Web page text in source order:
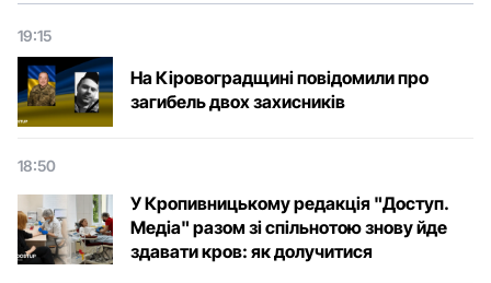
19:15
На Кіровоградщині повідомили про
загибель двох захисників
18:50
У Кропивницькому редакція "Доступ.
Медіа" разом зі спільнотою знову йде
здавати кров: як долучитися